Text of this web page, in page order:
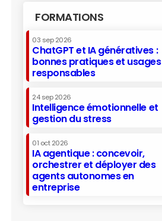
FORMATIONS
03 sep 2026
ChatGPT et IA génératives :
bonnes pratiques et usages
responsables
24 sep 2026
Intelligence émotionnelle et
gestion du stress
01 oct 2026
IA agentique : concevoir,
orchestrer et déployer des
agents autonomes en
entreprise